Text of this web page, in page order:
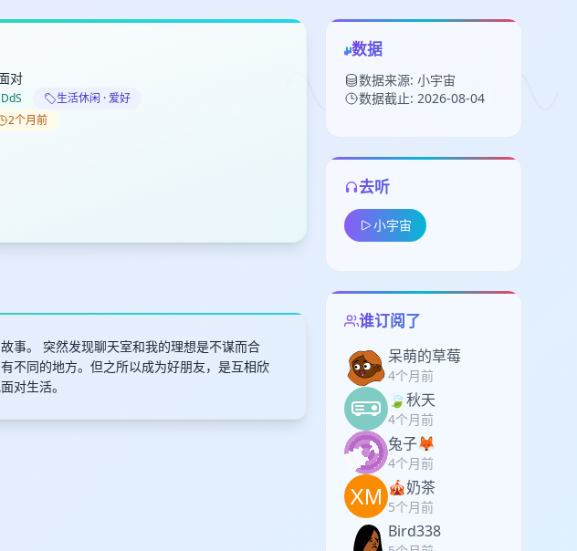
对
生活休闲 · 爱好
2个月前
事。 突然发现聊天室和我的理想是不谋而合
不同的地方。但之所以成为好朋友，是互相欣
对生活。
数据
数据来源: 小宇宙
数据截止: 2026-08-04
去听
小宇宙
谁订阅了
呆萌的草莓
4个月前
🍃秋天
4个月前
兔子🦊
4个月前
🎪奶茶
5个月前
Bird338
高